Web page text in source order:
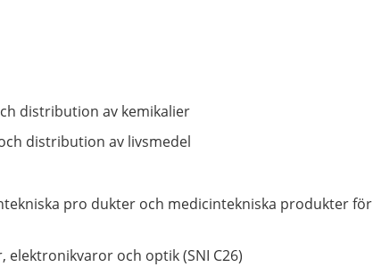
distribution av kemikalier
distribution av livsmedel
pro­ dukter och medicintekniska produkter för
elektronikvaror och optik (SNI C26)